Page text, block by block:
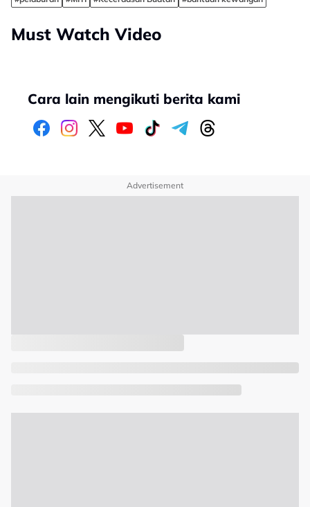
Must Watch Video
Cara lain mengikuti berita kami
Advertisement